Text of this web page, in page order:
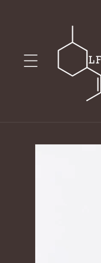
ai contenuti
Passa alle